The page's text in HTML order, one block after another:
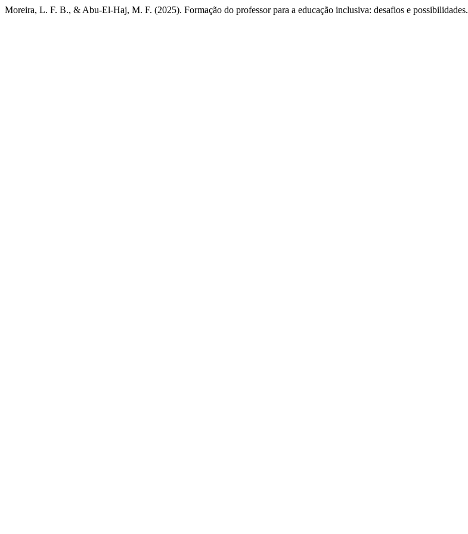
Moreira, L. F. B., & Abu-El-Haj, M. F. (2025). Formação do professor para a educação inclusiva: desafios e possibilidades.